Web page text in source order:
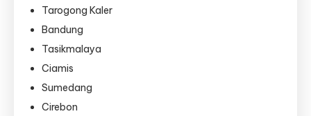
Tarogong Kaler
Bandung
Tasikmalaya
Ciamis
Sumedang
Cirebon